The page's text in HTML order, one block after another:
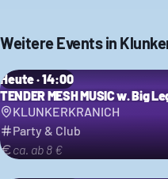
Weitere Events in
Heute · 14:00
TENDER MESH MUSIC w. Big
KLUNKERKRANICH
Party & Club
ca. ab 8 €